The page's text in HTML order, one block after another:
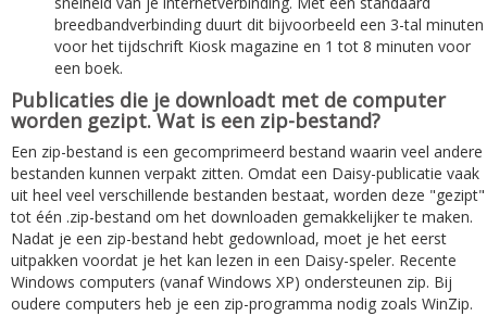
breedbandverbinding duurt dit bijvoorbeeld een 3-tal minuten
voor het tijdschrift Kiosk magazine en 1 tot 8 minuten voor
een boek.
Publicaties die je downloadt met de computer
worden gezipt. Wat is een zip-bestand?
Een zip-bestand is een gecomprimeerd bestand waarin veel andere
bestanden kunnen verpakt zitten. Omdat een Daisy-publicatie vaak
uit heel veel verschillende bestanden bestaat, worden deze "gezipt"
tot één .zip-bestand om het downloaden gemakkelijker te maken.
Nadat je een zip-bestand hebt gedownload, moet je het eerst
uitpakken voordat je het kan lezen in een Daisy-speler. Recente
Windows computers (vanaf Windows XP) ondersteunen zip. Bij
oudere computers heb je een zip-programma nodig zoals WinZip.